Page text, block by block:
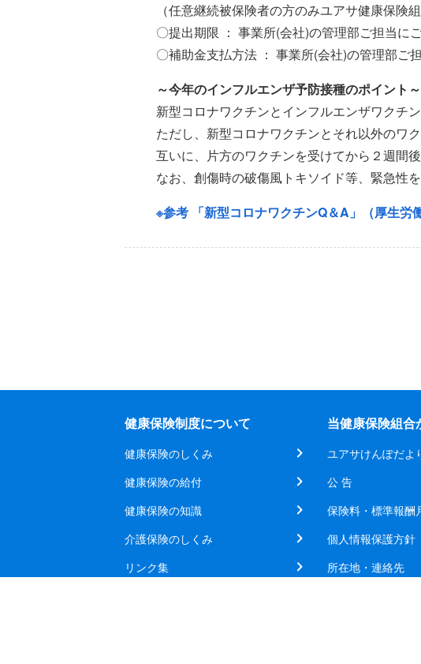
（任意継続被保険者の方のみユアサ健康保険
〇提出期限 ： 事業所(会社)の管理部ご担当に
〇補助金支払方法 ： 事業所(会社)の管理部ご
～今年のインフルエンザ予防接種のポイント～
新型コロナワクチンとインフルエンザワクチ
ただし、新型コロナワクチンとそれ以外のワ
互いに、片方のワクチンを受けてから２週間後
なお、創傷時の破傷風トキソイド等、緊急性
※参考 「新型コロナワクチンQ＆A」（厚生労
健康保険制度について
健康保険のしくみ
健康保険の給付
健康保険の知識
介護保険のしくみ
リンク集
当健康保険組合
ユアサけんぽだよ
公 告
保険料・標準報酬
個人情報保護方針
所在地・連絡先